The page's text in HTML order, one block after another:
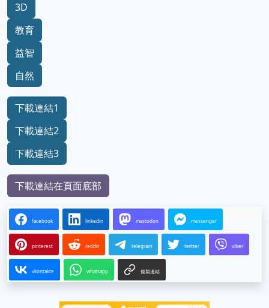
3D
教育
益智
自然
下載連結1
下載連結2
下載連結3
下載連結在頁面底部
facebook linkedin mastodon messenger
pinterest reddit telegram twitter viber
vkontakte whatsapp 複製連結